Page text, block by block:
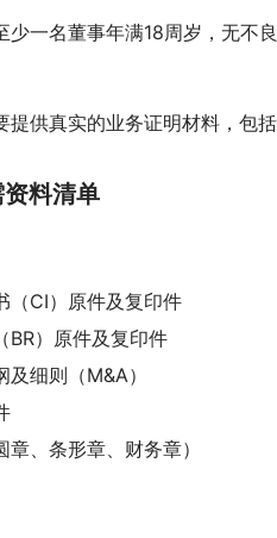
少一名董事年满18周岁，无不
提供真实的业务证明材料，包
资料清单
（CI）原件及复印件
BR）原件及复印件
细则（M&A）
、条形章、财务章）